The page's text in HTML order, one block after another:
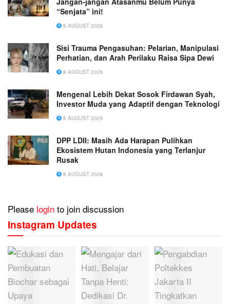
“Senjata” ini!
8 AUGUST 2026
Sisi Trauma Pengasuhan: Pelarian, Manipulasi
Perhatian, dan Arah Perilaku Raisa Sipa Dewi
8 AUGUST 2026
Mengenal Lebih Dekat Sosok Firdawan Syah,
Investor Muda yang Adaptif dengan Teknologi
8 AUGUST 2026
DPP LDII: Masih Ada Harapan Pulihkan
Ekosistem Hutan Indonesia yang Terlanjur
Rusak
8 AUGUST 2026
Please login to join discussion
Instagram Updates